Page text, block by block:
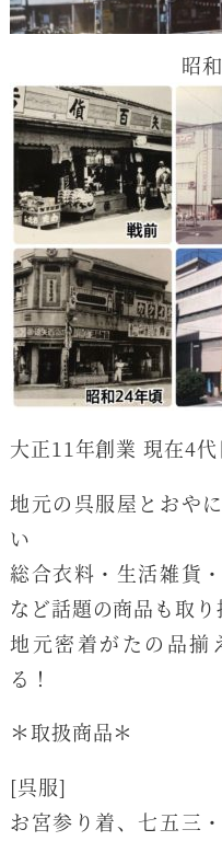
昭
大正11年創業 現在4代
地元の呉服屋とおや
い
総合衣料・生活雑貨
など話題の商品も取
地元密着がたの品
る！
＊取扱商品＊
[呉服]
お宮参り着、七五三